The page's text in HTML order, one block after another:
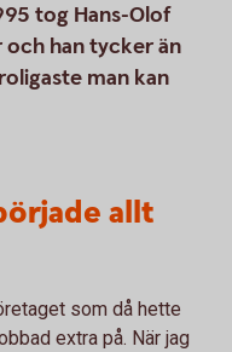
tog Hans-Olof
han tycker än
man kan
allt
som då hette
extra på. När jag